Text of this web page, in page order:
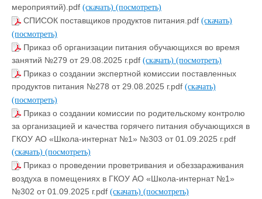
мероприятий).pdf (скачать) (посмотреть)
СПИСОК поставщиков продуктов питания.pdf (скачать)
(посмотреть)
Приказ об организации питания обучающихся во время
занятий №279 от 29.08.2025 г.pdf (скачать) (посмотреть)
Приказ о создании экспертной комиссии поставленных
продуктов питания №278 от 29.08.2025 г.pdf (скачать)
(посмотреть)
Приказ о создании комиссии по родительскому контролю
за организацией и качества горячего питания обучающихся в
ГКОУ АО «Школа-интернат №1» №303 от 01.09.2025 г.pdf
(скачать) (посмотреть)
Приказ о проведении проветривания и обеззараживания
воздуха в помещениях в ГКОУ АО «Школа-интернат №1»
№302 от 01.09.2025 г.pdf (скачать) (посмотреть)